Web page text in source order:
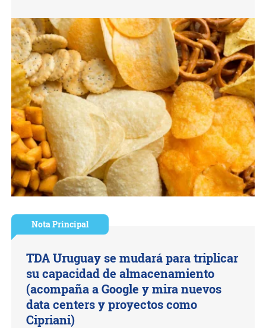
Nota Principal
TDA Uruguay se mudará para triplicar
su capacidad de almacenamiento
(acompaña a Google y mira nuevos
data centers y proyectos como
Cipriani)